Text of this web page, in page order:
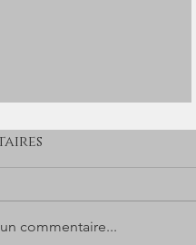
commentaire...